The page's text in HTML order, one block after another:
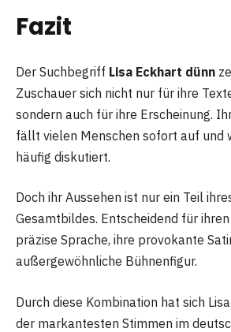
Fazit
Der Suchbegriff Lisa Eckhart dünn
Zuschauer sich nicht nur für ihre
sondern auch für ihre Erscheinung.
fällt vielen Menschen sofort auf und
häufig diskutiert.
Doch ihr Aussehen ist nur ein Teil
Gesamtbildes. Entscheidend für
präzise Sprache, ihre provokante
außergewöhnliche Bühnenfigur.
Durch diese Kombination hat sich
der markantesten Stimmen im